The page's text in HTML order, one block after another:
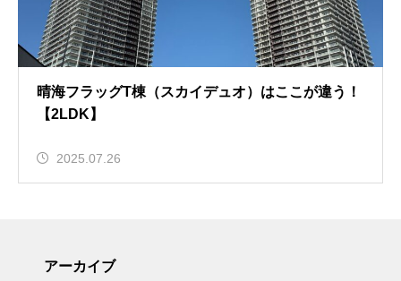
晴海フラッグT棟（スカイデュオ）はここが違う！
【2LDK】
2025.07.26
アーカイブ